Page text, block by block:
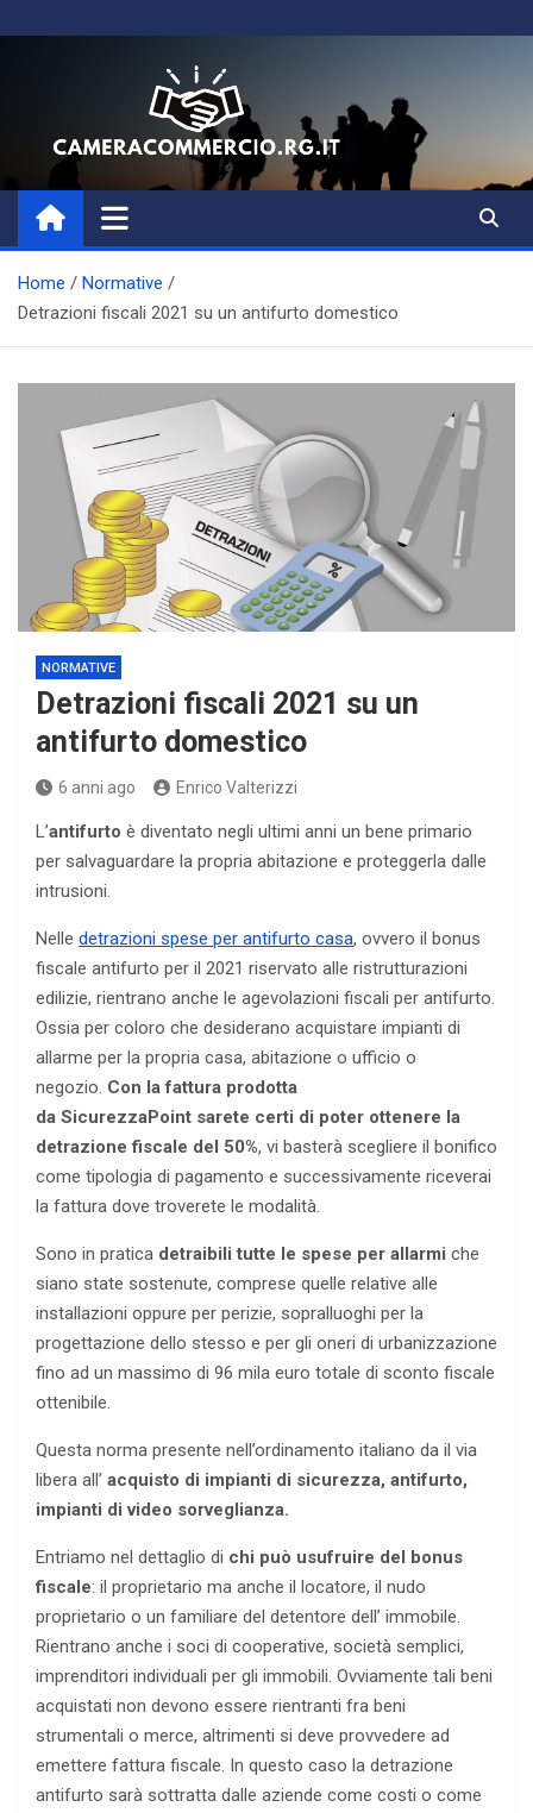
to
Magazine di Business, Aziende
e Amministrazione
Home
Normative
Detrazioni fiscali 2021 su un antifurto domestico
NORMATIVE
Detrazioni fiscali 2021 su un
antifurto domestico
6 anni ago Enrico Valterizzi
L’antifurto è diventato negli ultimi anni un bene primario
per salvaguardare la propria abitazione e proteggerla dalle
intrusioni.
Nelle detrazioni spese per antifurto casa, ovvero il bonus
fiscale antifurto per il 2021 riservato alle ristrutturazioni
edilizie, rientrano anche le agevolazioni fiscali per antifurto.
Ossia per coloro che desiderano acquistare impianti di
allarme per la propria casa, abitazione o ufficio o
negozio. Con la fattura prodotta
da SicurezzaPoint sarete certi di poter ottenere la
detrazione fiscale del 50%, vi basterà scegliere il bonifico
come tipologia di pagamento e successivamente riceverai
la fattura dove troverete le modalità.
Sono in pratica detraibili tutte le spese per allarmi che
siano state sostenute, comprese quelle relative alle
installazioni oppure per perizie, sopralluoghi per la
progettazione dello stesso e per gli oneri di urbanizzazione
fino ad un massimo di 96 mila euro totale di sconto fiscale
ottenibile.
Questa norma presente nell’ordinamento italiano da il via
libera all’ acquisto di impianti di sicurezza, antifurto,
impianti di video sorveglianza.
Entriamo nel dettaglio di chi può usufruire del bonus
fiscale: il proprietario ma anche il locatore, il nudo
proprietario o un familiare del detentore dell’ immobile.
Rientrano anche i soci di cooperative, società semplici,
imprenditori individuali per gli immobili. Ovviamente tali beni
acquistati non devono essere rientranti fra beni
strumentali o merce, altrimenti si deve provvedere ad
emettere fattura fiscale. In questo caso la detrazione
antifurto sarà sottratta dalle aziende come costi o come